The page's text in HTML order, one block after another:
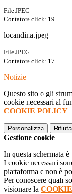
File JPEG
Contatore click: 19
locandina.jpeg
File JPEG
Contatore click: 17
Notizie
Questo sito o gli
cookie necessari al
COOKIE POLICY.
Personalizza
Gestione cookie
In questa schermata
I cookie necessari
piattaforma e non è
Per conoscere quali
visionare la